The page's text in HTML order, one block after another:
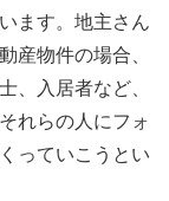
ます。地主さん
産物件の場合、
、入居者など、
れらの人にフォ
っていこうとい